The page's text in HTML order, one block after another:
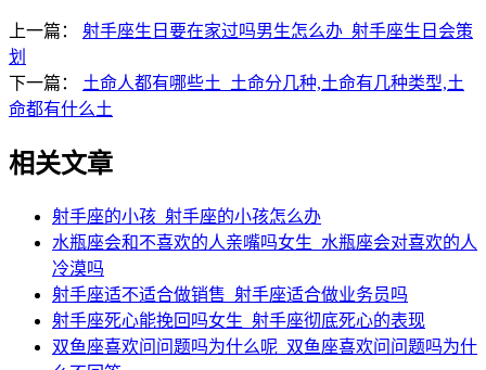
上一篇： 射手座生日要在家过吗男生怎么办_射手座生日会策
划
下一篇： 土命人都有哪些土_土命分几种,土命有几种类型,土
命都有什么土
相关文章
射手座的小孩_射手座的小孩怎么办
水瓶座会和不喜欢的人亲嘴吗女生_水瓶座会对喜欢的人
冷漠吗
射手座适不适合做销售_射手座适合做业务员吗
射手座死心能挽回吗女生_射手座彻底死心的表现
双鱼座喜欢问问题吗为什么呢_双鱼座喜欢问问题吗为什